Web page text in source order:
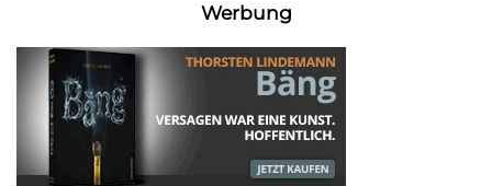
Werbung